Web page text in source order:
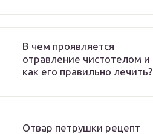
В чем проявляется
отравление чистотелом и
как его правильно лечить?
Отвар петрушки рецепт